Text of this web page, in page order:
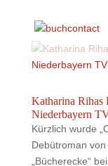
Katharina Rihas
Niederbayern
Kürzlich wurde
Debütroman
„Bücherecke“